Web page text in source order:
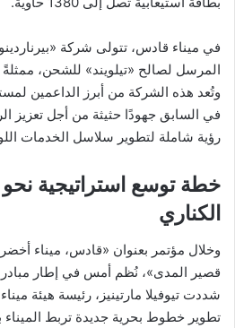
في ميناء قادس، تتولى شركة
المرسل لصالح «تيلويند» للشحن،
وتُعد هذه الشركة من أبرز الداعمين
في السابق جهودًا حثيثة من أجل تعزيز
رؤية شاملة لتطوير سلاسل الخدمات
خطة توسع استراتيجية
الكناري
وخلال مؤتمر بعنوان «قادس، ميناء
قصير المدى»، نُظم أمس في إطار مبادرة
شددت تيوفيلا مارتينيز، رئيسة هيئة
تطوير خطوط بحرية جديدة تربط